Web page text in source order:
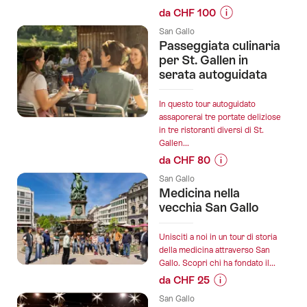
da CHF 100
sul
prezzo
dell’offerta
Vinci"
Escape
Room
Gallo":
San Gallo
Passeggiata culinaria
per St. Gallen in
serata autoguidata
In questo tour autoguidato
assaporerai tre portate deliziose
in tre ristoranti diversi di St.
Gallen...
da CHF 80
sul
prezzo
"Passeggiata
culinaria
per
St.
San Gallo
Medicina nella
vecchia San Gallo
Unisciti a noi in un tour di storia
della medicina attraverso San
Gallo. Scopri chi ha fondato il...
da CHF 25
San Gallo